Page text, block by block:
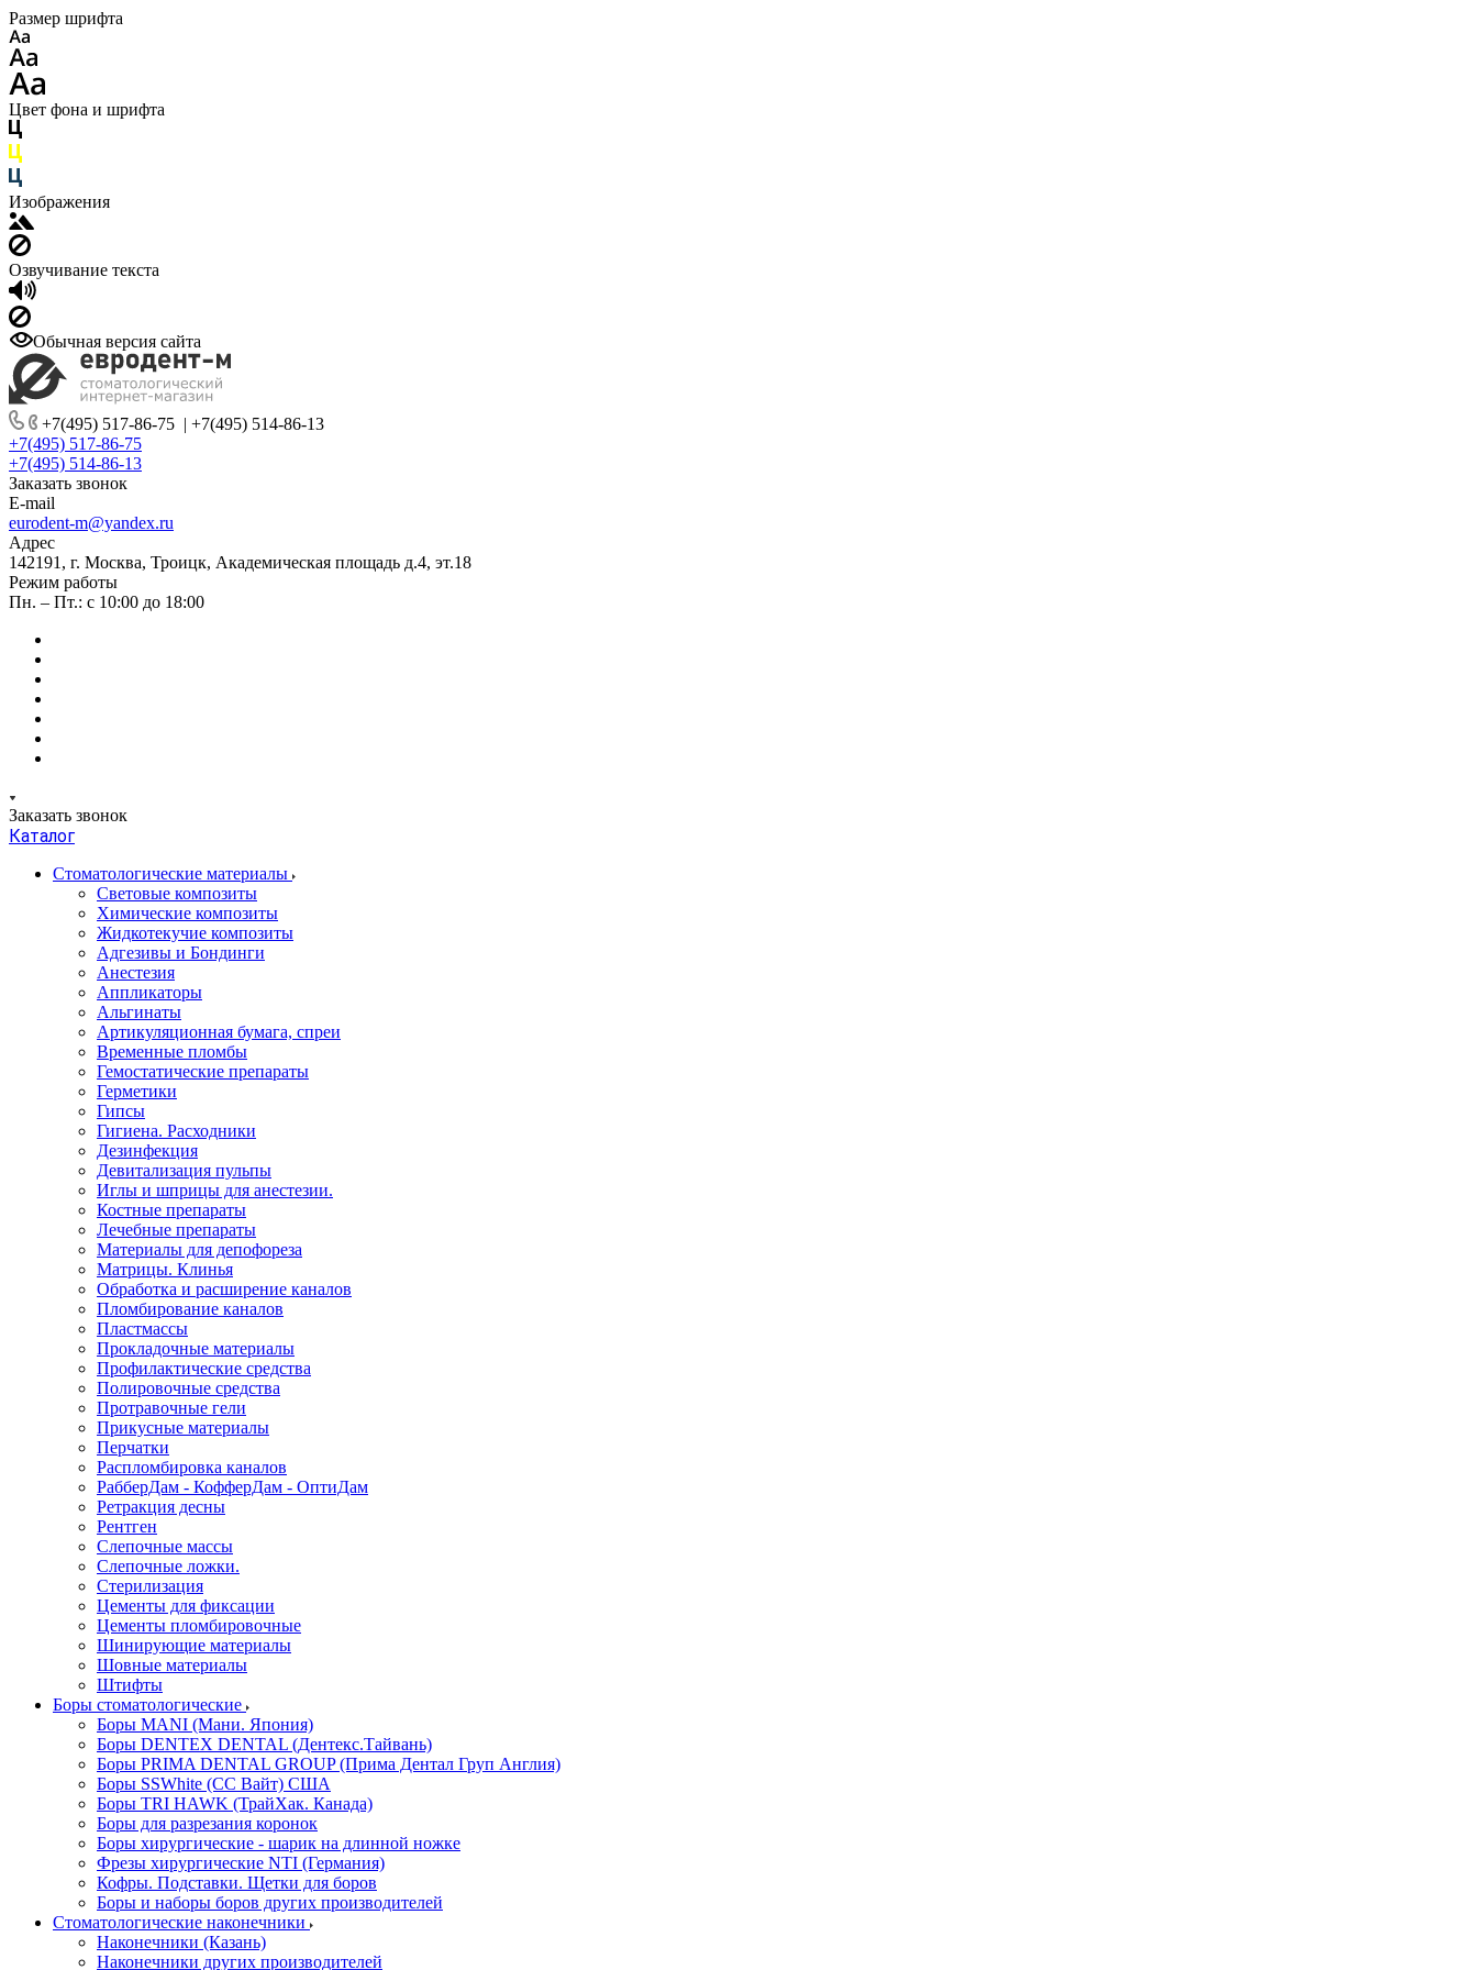
Размер шрифта
Цвет фона и шрифта
Изображения
Озвучивание текста
Обычная версия сайта
+7(495) 517-86-75 | +7(495) 514-86-13
+7(495) 517-86-75
+7(495) 514-86-13
Заказать звонок
E-mail
eurodent-m@yandex.ru
Адрес
142191, г. Москва, Троицк, Академическая площадь д.4, эт.18
Режим работы
Пн. – Пт.: с 10:00 до 18:00
Заказать звонок
Каталог
Стоматологические материалы
Световые композиты
Химические композиты
Жидкотекучие композиты
Адгезивы и Бондинги
Анестезия
Аппликаторы
Альгинаты
Артикуляционная бумага, спреи
Временные пломбы
Гемостатические препараты
Герметики
Гипсы
Гигиена. Расходники
Дезинфекция
Девитализация пульпы
Иглы и шприцы для анестезии.
Костные препараты
Лечебные препараты
Материалы для депофореза
Матрицы. Клинья
Обработка и расширение каналов
Пломбирование каналов
Пластмассы
Прокладочные материалы
Профилактические средства
Полировочные средства
Протравочные гели
Прикусные материалы
Перчатки
Распломбировка каналов
РабберДам - КофферДам - ОптиДам
Ретракция десны
Рентген
Слепочные массы
Слепочные ложки.
Стерилизация
Цементы для фиксации
Цементы пломбировочные
Шинирующие материалы
Шовные материалы
Штифты
Боры стоматологические
Боры MANI (Мани. Япония)
Боры DENTEX DENTAL (Дентекс.Тайвань)
Боры PRIMA DENTAL GROUP (Прима Дентал Груп Англия)
Боры SSWhite (СС Вайт) США
Боры TRI HAWK (ТрайХак. Канада)
Боры для разрезания коронок
Боры хирургические - шарик на длинной ножке
Фрезы хирургические NTI (Германия)
Кофры. Подставки. Щетки для боров
Боры и наборы боров других производителей
Стоматологические наконечники
Наконечники (Казань)
Наконечники других производителей